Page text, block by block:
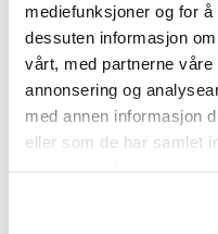
mediefunksjoner og for
dessuten informasjon
vårt, med partnerne våre
annonsering og
med annen informasjon
eller som de har samlet
Meld deg